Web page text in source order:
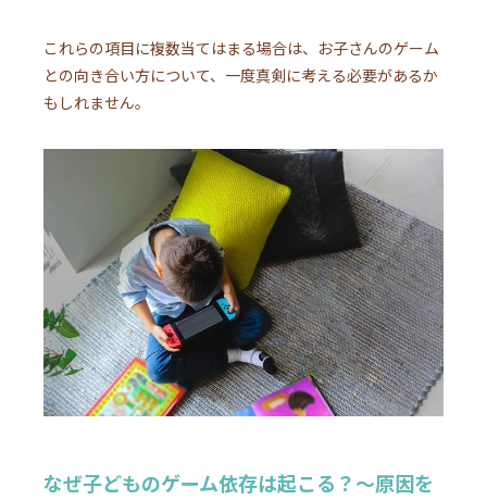
これらの項目に複数当てはまる場合は、お子さんのゲーム
との向き合い方について、一度真剣に考える必要があるか
もしれません。
なぜ子どものゲーム依存は起こる？～原因を